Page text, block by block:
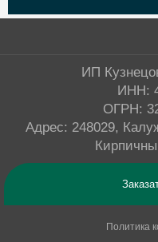
Натяжные
ИП
ИНН:
ОГРН:
Адрес: 248029,
Политика